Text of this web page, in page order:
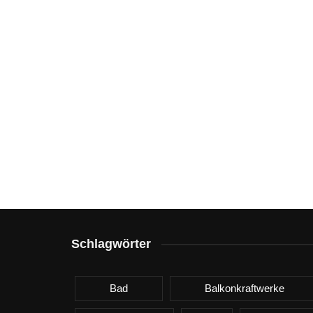
Schlagwörter
Bad Balkonkraftwerke